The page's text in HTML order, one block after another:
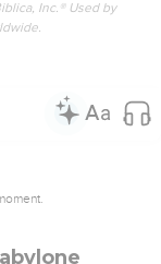
Inc.® Used by